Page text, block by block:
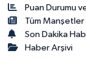
Puan Durumu
Tüm Manşetler
Son Dakika
Haber Arşivi